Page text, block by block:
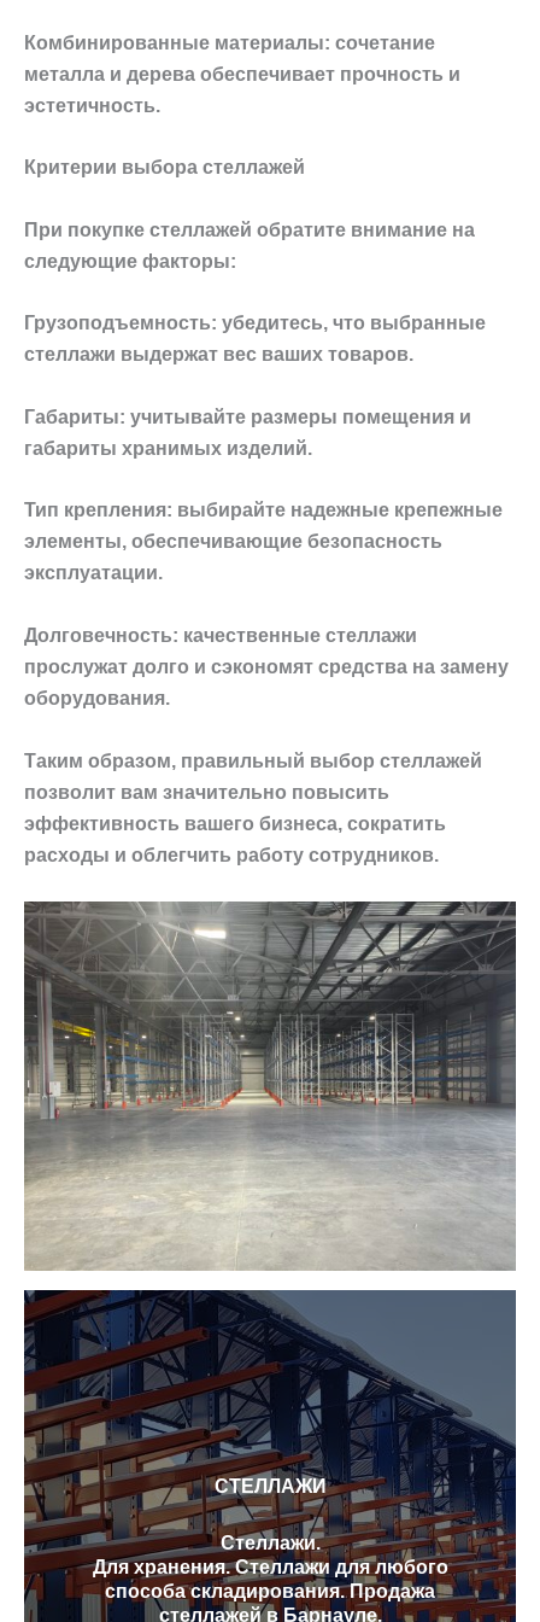
Комбинированные материалы: сочетание
металла и дерева обеспечивает прочность и
эстетичность.
Критерии выбора стеллажей
При покупке стеллажей обратите внимание на
следующие факторы:
Грузоподъемность: убедитесь, что выбранные
стеллажи выдержат вес ваших товаров.
Габариты: учитывайте размеры помещения и
габариты хранимых изделий.
Тип крепления: выбирайте надежные крепежные
элементы, обеспечивающие безопасность
эксплуатации.
Долговечность: качественные стеллажи
прослужат долго и сэкономят средства на замену
оборудования.
Таким образом, правильный выбор стеллажей
позволит вам значительно повысить
эффективность вашего бизнеса, сократить
расходы и облегчить работу сотрудников.
СТЕЛЛАЖИ
Стеллажи.
Для хранения. Стеллажи для любого
способа складирования. Продажа
стеллажей в Барнауле.